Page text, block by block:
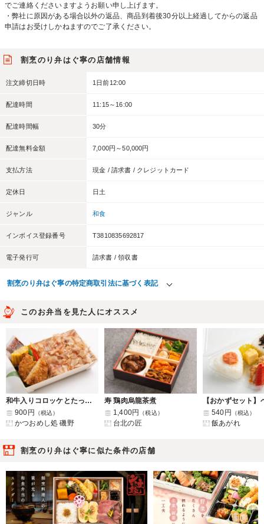
でご連絡くださいますようお願い申し上げます。
・弊社に原因がある場合以外の返品、商品到着後30分以上経過してからの返品
申請はお受けしかねますのでご了承ください。
割烹のり弁はぐ寧の店舗情報
注文締切日時 1日前12:00
配達時間 11:15～16:00
配達時間幅 30分
配達無料金額 7,000円～50,000円
支払方法 現金 / 請求書 / クレジットカード
定休日 日土
ジャンル 和食
インボイス登録番号 T3810835692817
電子発行可 請求書 / 領収書
割烹のり弁はぐ寧の特定商取引法に基づく表記
このお弁当を見た人にオススメ
和牛入りコロッケとたっぷりかつお飯弁当
900円
（税込）
かつおめし処 磯野
寿 鶏肉烏龍茶煮
1,400円
（税込）
台北の匠
540円 （税込）
飯あがれ
割烹のり弁はぐ寧に似た条件の店舗